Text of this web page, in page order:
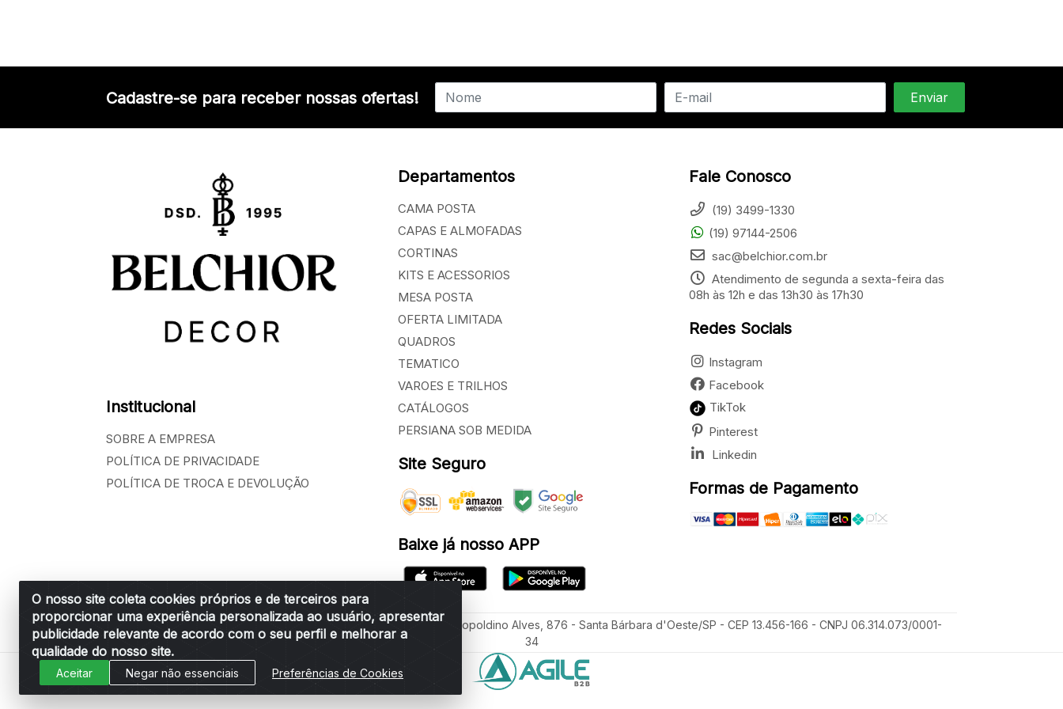
O nosso site coleta cookies próprios e de terceiros para
proporcionar uma experiência personalizada ao usuário, apresentar
publicidade relevante de acordo com o seu perfil e melhorar a
qualidade do nosso site.
Aceitar Negar não essenciais Preferências de Cookies
Cadastre-se para receber nossas ofertas!
Institucional
SOBRE A EMPRESA
POLÍTICA DE PRIVACIDADE
POLÍTICA DE TROCA E DEVOLUÇÃO
Departamentos
CAMA POSTA
CAPAS E ALMOFADAS
CORTINAS
KITS E ACESSORIOS
MESA POSTA
OFERTA LIMITADA
QUADROS
TEMATICO
VAROES E TRILHOS
CATÁLOGOS
PERSIANA SOB MEDIDA
Site Seguro
Baixe já nosso APP
Fale Conosco
(19) 3499-1330
(19) 97144-2506
sac@belchior.com.br
Atendimento de segunda a sexta-feira das
08h às 12h e das 13h30 às 17h30
Redes Sociais
Instagram
Facebook
TikTok
Pinterest
Linkedin
Formas de Pagamento
Belchior Cortinas e Acessórios LTDA - R: Rua Vereador Sérgio Leopoldino Alves, 876 - Santa Bárbara d'Oeste/SP - CEP 13.456-166 - CNPJ 06.314.073/0001-
34